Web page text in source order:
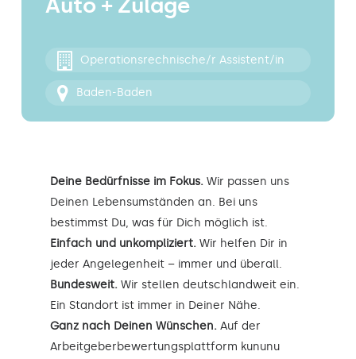
Kontakt
Auto + Zulage
Operationsrechnische/r Assistent/in
Baden-Baden
Deine Bedürfnisse im Fokus. Wir passen uns
Deinen Lebensumständen an. Bei uns
bestimmst Du, was für Dich möglich ist.
Einfach und unkompliziert. Wir helfen Dir in
jeder Angelegenheit – immer und überall.
Bundesweit. Wir stellen deutschlandweit ein.
Ein Standort ist immer in Deiner Nähe.
Ganz nach Deinen Wünschen. Auf der
Arbeitgeberbewertungsplattform kununu